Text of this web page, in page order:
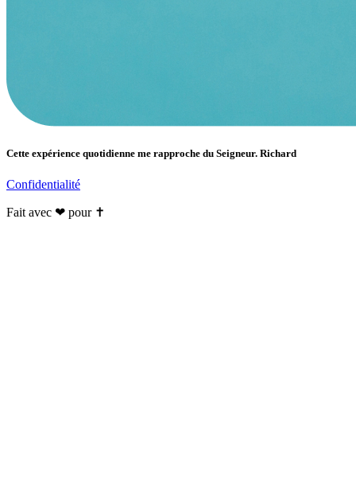
Cette expérience quotidienne me rapproche du Seigneur. Richard
Confidentialité
Fait avec ❤ pour ✝️️